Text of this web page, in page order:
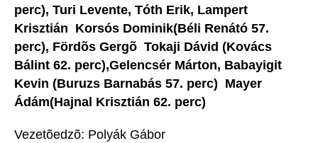
perc), Turi Levente, Tóth Erik, Lampert
Krisztián  Korsós Dominik(Béli Renátó 57.
perc), Fördõs Gergõ  Tokaji Dávid (Kovács
Bálint 62. perc),Gelencsér Márton, Babayigit
Kevin (Buruzs Barnabás 57. perc)  Mayer
Ádám(Hajnal Krisztián 62. perc)
Vezetõedzõ: Polyák Gábor